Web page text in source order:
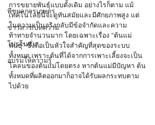
พืชผลการเกษตร
ข่าวสาร/บทความ
โปรโมชั่น
อบรมให้ความรู้
การขยายพันธุ์แบบดั้งเดิม อย่างไรก็ตาม แม้
เทคโนโลยีนี้จะดูทันสมัยและมีศักยภาพสูง แต่
ในความเป็นจริงกลับมีข้อจำกัดและความ
ท้าทายจำนวนมาก โดยเฉพาะเรื่อง “ต้นแม่
พันธุ์” ซึ่งถือเป็นหัวใจสำคัญที่สุดของระบบ
ทั้งหมด เพราะต้นที่ได้จากการเพาะเลี้ยงจะเป็น
โคลนของต้นแม่โดยตรง หากต้นแม่มีปัญหา ต้น
ทั้งหมดที่ผลิตออกมาก็อาจได้รับผลกระทบตาม
ไปด้วย